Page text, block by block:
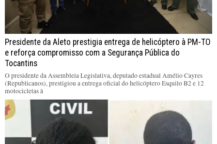
Presidente da Aleto prestigia entrega de helicóptero à PM-TO
e reforça compromisso com a Segurança Pública do
Tocantins
O presidente da Assembleia Legislativa, deputado estadual Amélio Cayres
(Republicanos), prestigiou a entrega oficial do helicóptero Esquilo B2 e 12
motocicletas à